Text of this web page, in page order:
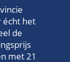
écht het
de
met 21